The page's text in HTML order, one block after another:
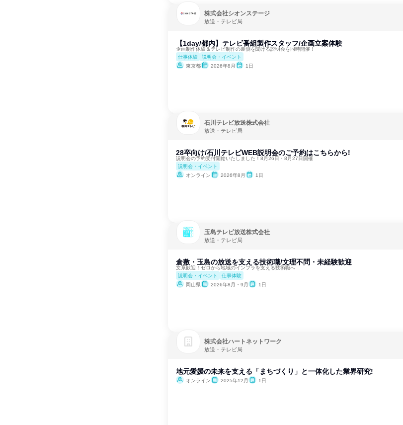
株式会社シオンステージ
放送・テレビ局
【1day/都内】テレビ番組製作スタッフ/企画立案体験
企画制作体験＆テレビ制作の裏側を聞ける説明会を同時開催！
仕事体験
説明会・イベント
東京都
2026年8月 1日
石川テレビ放送株式会社
放送・テレビ局
28卒向け/石川テレビWEB説明会のご予約はこちらから!
説明会の予約受付開始いたしました！8月26日・8月27日開催
説明会・イベント
オンライン
2026年8月 1日
玉島テレビ放送株式会社
放送・テレビ局
倉敷・玉島の放送を支える技術職/文理不問・未経験歓迎
文系歓迎！ゼロから地域のインフラを支える技術職へ
説明会・イベント
仕事体験
岡山県
2026年8月・9月 1日
株式会社ハートネットワーク
放送・テレビ局
地元愛媛の未来を支える「まちづくり」と一体化した業界研究!
オンライン 2025年12月 1日